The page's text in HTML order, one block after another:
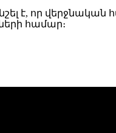
որ վերջնական
համար։